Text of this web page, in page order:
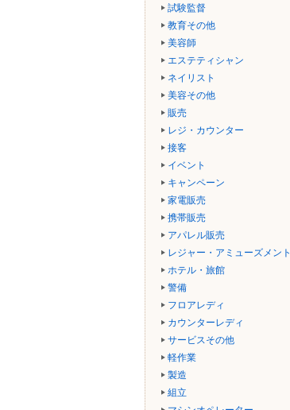
試験監督
教育その他
美容師
エステティシャン
ネイリスト
美容その他
販売
レジ・カウンター
接客
イベント
キャンペーン
家電販売
携帯販売
アパレル販売
レジャー・アミューズメント
ホテル・旅館
警備
フロアレディ
カウンターレディ
サービスその他
軽作業
製造
組立